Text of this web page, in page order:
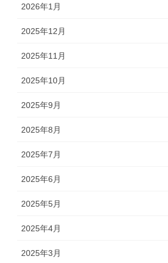
2026年1月
2025年12月
2025年11月
2025年10月
2025年9月
2025年8月
2025年7月
2025年6月
2025年5月
2025年4月
2025年3月